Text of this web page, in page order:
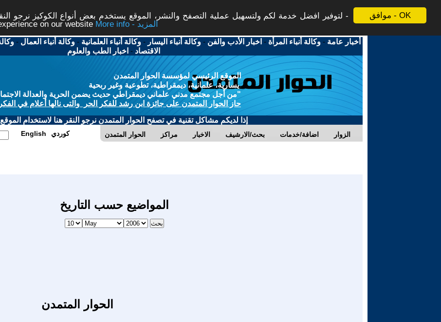
موافق - OK
لتوفير افضل خدمة لكم ولتسهيل عملية التصفح والنشر، الموقع يستخدم بعض أنواع الكوكيز نرجو
on our website
More info - المزيد
أخبار عامة -وكالة أنباء المرأة - اخبار الأدب والفن -وكالة أنباء اليسار -وكالة أنباء العلمانية -وكالة أنباء العمال -
الاقتصاد - اخبار الطب والعلوم
الموقع الرئيسي لمؤسسة الحوار المتمدن
يسارية، علمانية، ديمقراطية، تطوعية وغير ربحية
"من أجل مجتمع مدني علماني ديمقراطي حديث يضمن الحرية والعدالة
حاز الحوار المتمدن على جائزة ابن رشد للفكر الحر والتى نالها أعلام في
إذا لديكم مشاكل تقنية في تصفح الحوار المتمدن نرجو النقر هنا لاستخدام الموقع
الحوار المتمدن مراكز الاخبار بحث/الارشيف اضافة/خدمات الزوار English كوردي
المواضيع حسب التاريخ
الحوار المتمدن